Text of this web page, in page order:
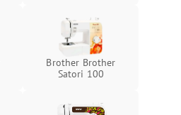
Brother Brother
Satori 100